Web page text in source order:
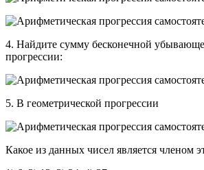
4. Найдите сумму бесконечной
прогрессии:
5. В геометрической прогрессии
Какое из данных чисел является членом